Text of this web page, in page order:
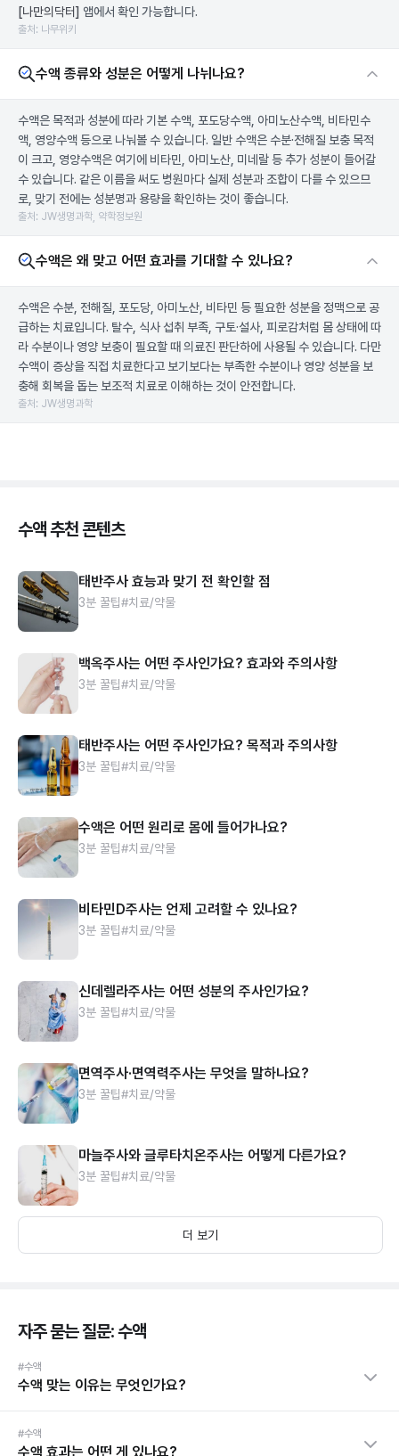
[나만의닥터] 앱에서 확인 가능합니다.
출처: 나무위키
수액 종류와 성분은 어떻게 나뉘나요?
수액은 목적과 성분에 따라 기본 수액, 포도당수액, 아미노산수액, 비타민수
액, 영양수액 등으로 나눠볼 수 있습니다. 일반 수액은 수분·전해질 보충 목적
이 크고, 영양수액은 여기에 비타민, 아미노산, 미네랄 등 추가 성분이 들어갈
수 있습니다. 같은 이름을 써도 병원마다 실제 성분과 조합이 다를 수 있으므
로, 맞기 전에는 성분명과 용량을 확인하는 것이 좋습니다.
출처: JW생명과학, 약학정보원
수액은 왜 맞고 어떤 효과를 기대할 수 있나요?
수액은 수분, 전해질, 포도당, 아미노산, 비타민 등 필요한 성분을 정맥으로 공
급하는 치료입니다. 탈수, 식사 섭취 부족, 구토·설사, 피로감처럼 몸 상태에 따
라 수분이나 영양 보충이 필요할 때 의료진 판단하에 사용될 수 있습니다. 다만
수액이 증상을 직접 치료한다고 보기보다는 부족한 수분이나 영양 성분을 보
충해 회복을 돕는 보조적 치료로 이해하는 것이 안전합니다.
출처: JW생명과학
수액 추천 콘텐츠
태반주사 효능과 맞기 전 확인할 점
3분 꿀팁#치료/약물
백옥주사는 어떤 주사인가요? 효과와 주의사항
3분 꿀팁#치료/약물
태반주사는 어떤 주사인가요? 목적과 주의사항
3분 꿀팁#치료/약물
수액은 어떤 원리로 몸에 들어가나요?
3분 꿀팁#치료/약물
비타민D주사는 언제 고려할 수 있나요?
3분 꿀팁#치료/약물
신데렐라주사는 어떤 성분의 주사인가요?
3분 꿀팁#치료/약물
면역주사·면역력주사는 무엇을 말하나요?
3분 꿀팁#치료/약물
마늘주사와 글루타치온주사는 어떻게 다른가요?
3분 꿀팁#치료/약물
더 보기
자주 묻는 질문: 수액
#수액
수액 맞는 이유는 무엇인가요?
#수액
수액 효과는 어떤 게 있나요?